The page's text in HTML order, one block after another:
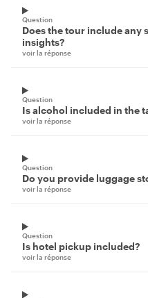
Question
Does the tour include any
insights?
voir la réponse
Question
Is alcohol included in the
voir la réponse
Question
Do you provide luggage
voir la réponse
Question
Is hotel pickup included?
voir la réponse